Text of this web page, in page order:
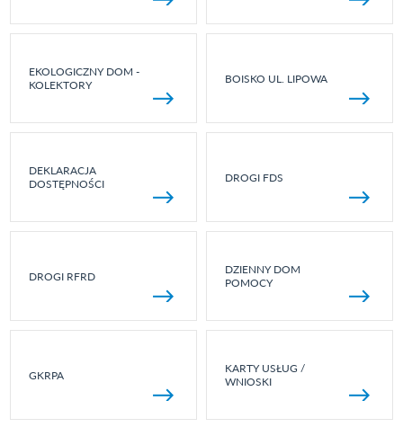
EKOLOGICZNY DOM -
KOLEKTORY
BOISKO UL. LIPOWA
DEKLARACJA
DOSTĘPNOŚCI
DROGI FDS
DROGI RFRD
DZIENNY DOM
POMOCY
GKRPA
KARTY USŁUG /
WNIOSKI